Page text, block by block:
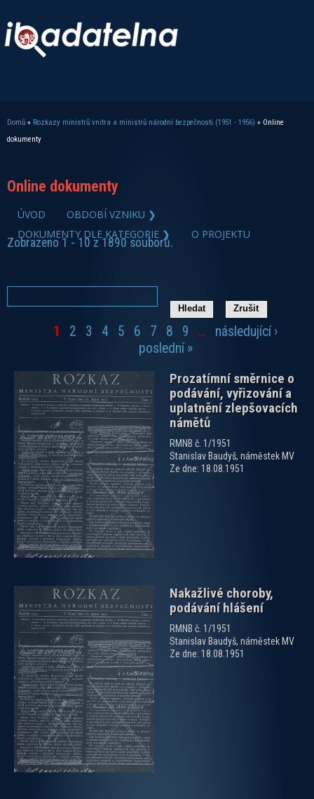
Jste zde
Domů » Rozkazy ministrů vnitra a ministrů národní bezpečnosti (1951 - 1956) » Online
dokumenty
Online dokumenty
ÚVOD
OBDOBÍ VZNIKU ❯
DOKUMENTY DLE KATEGORIE ❯
O PROJEKTU
Zobrazeno 1 - 10 z 1890 souborů.
1 2 3 4 5 6 7 8 9 …
následující ›
poslední »
Prozatímní směrnice o
podávání, vyřizování a
uplatnění zlepšovacích
námětů
RMNB č. 1/1951
Stanislav Baudyš, náměstek MV
Ze dne: 18.08.1951
Nakažlivé choroby,
podávání hlášení
RMNB č. 1/1951
Stanislav Baudyš, náměstek MV
Ze dne: 18.08.1951
zobrazit PDF dokument
zobrazit PDF dokument